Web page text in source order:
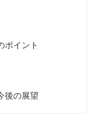
ポイント
後の展望